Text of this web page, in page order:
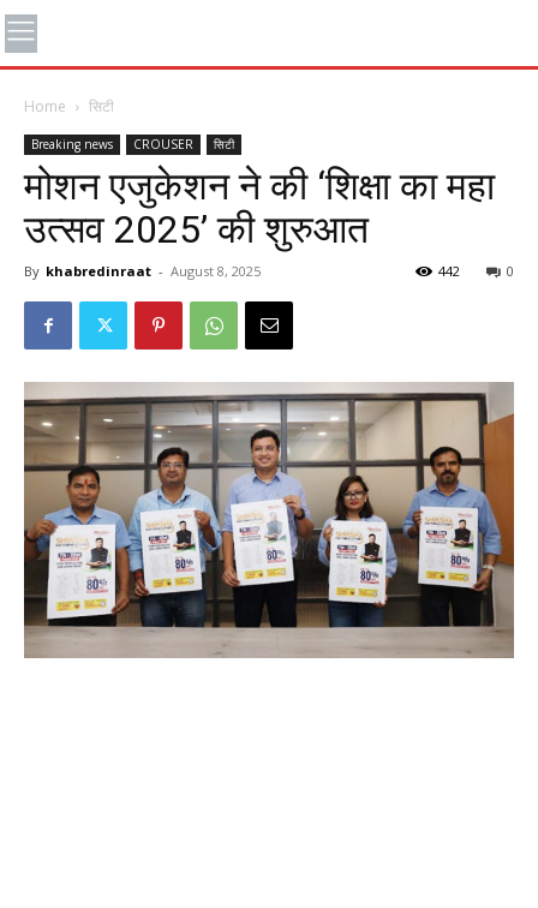
Home सिटी
Breaking news CROUSER सिटी
मोशन एजुकेशन ने की ‘शिक्षा का महा
उत्सव 2025’ की शुरुआत
By khabredinraat - August 8, 2025 0
442